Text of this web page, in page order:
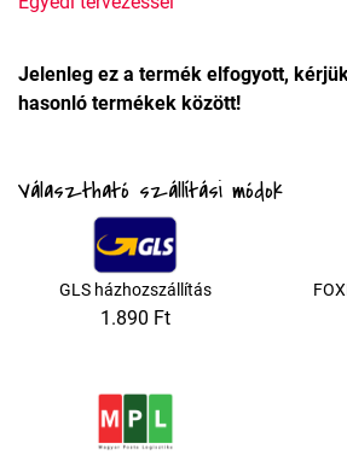
Jelenleg ez a termék elfogyott,
hasonló termékek között!
Választható szállítási módok
GLS házhozszállítás
1.890 Ft